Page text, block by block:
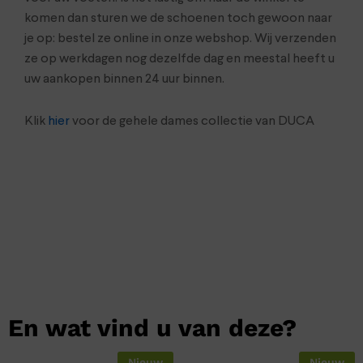
komen dan sturen we de schoenen toch gewoon naar
je op: bestel ze online in onze webshop. Wij verzenden
ze op werkdagen nog dezelfde dag en meestal heeft u
uw aankopen binnen 24 uur binnen.
Klik hiervoor de gehele dames collectie van DUCA
En wat vind u van deze?